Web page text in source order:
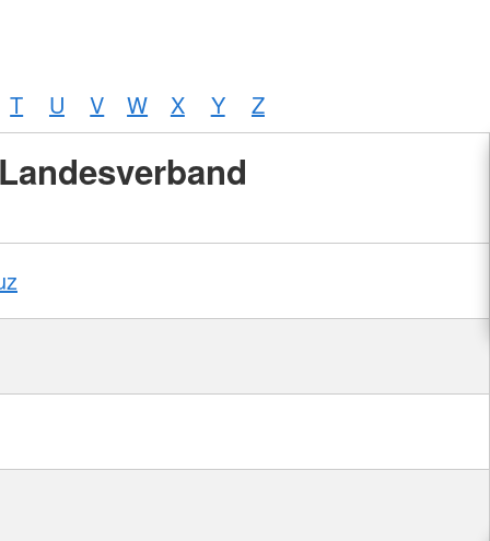
T U V W X Y Z